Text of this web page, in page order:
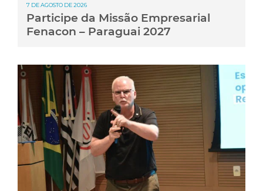
7 DE AGOSTO DE 2026
Participe da Missão Empresarial
Fenacon – Paraguai 2027